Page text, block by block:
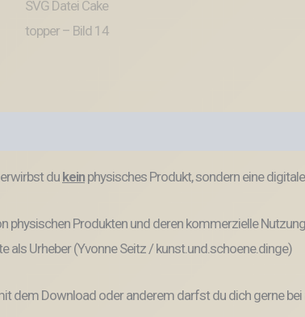
du kein physisches Produkt, sondern eine
physischen Produkten und deren kommerzielle
als Urheber (Yvonne Seitz / kunst.und.schoene.dinge)
dem Download oder anderem darfst du dich gerne